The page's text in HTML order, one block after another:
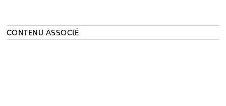
CONTENU ASSOCIÉ